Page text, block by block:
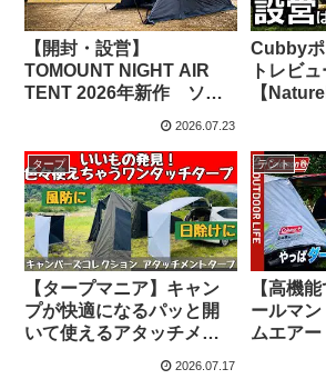
【開封・設営】
TOMOUNT NIGHT AIR
TENT 2026年新作 ソロ
レビュー】 – 幕人のキャ
ンプやろうぜ!
2026.07.23
Cubbyポ
トレビ
【
タープ
【タープマニア】キャン
プが快適になるパッと開
いて使えるアタッチメン
アックス NaaCamp
2026.07.17
テント
【高機
ールマ
ムエアー
ール化